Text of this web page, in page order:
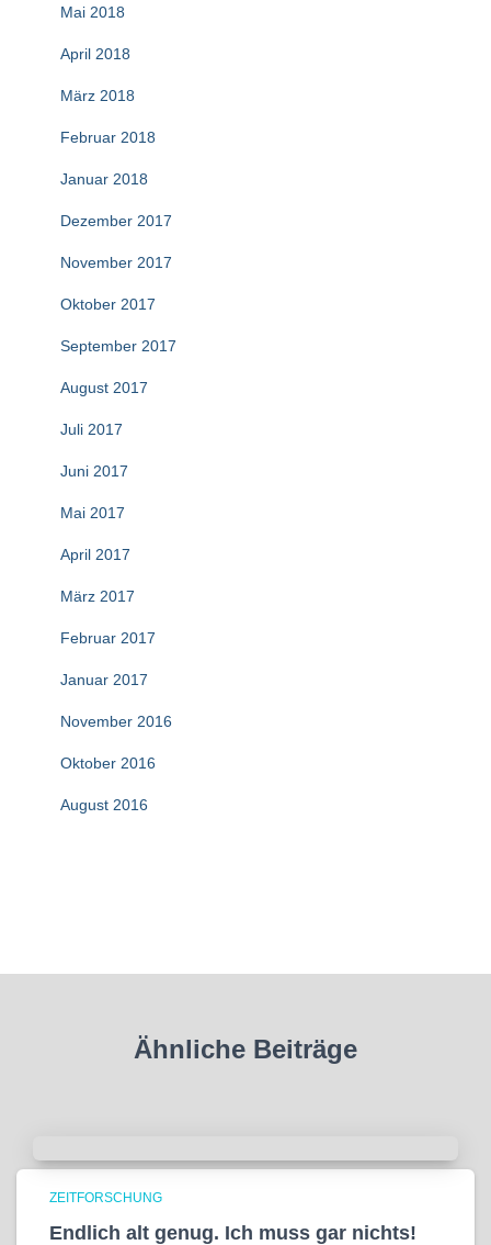
Mai 2018
April 2018
März 2018
Februar 2018
Januar 2018
Dezember 2017
November 2017
Oktober 2017
September 2017
August 2017
Juli 2017
Juni 2017
Mai 2017
April 2017
März 2017
Februar 2017
Januar 2017
November 2016
Oktober 2016
August 2016
Ähnliche Beiträge
ZEITFORSCHUNG
Endlich alt genug. Ich muss gar nichts!